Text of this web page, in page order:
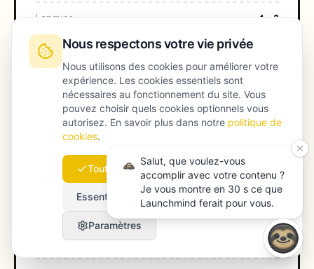
Langues 1 - 2
Optimisation GEO Rarement
Mise à l'échelle Plus de personnel
Temps de mise en place 2-4 semaines
Agence
Coût mensuel €5 000 - €15 000
Nous respectons votre vie privée
Nous utilisons des cookies pour améliorer votre
expérience. Les cookies essentiels sont
nécessaires au fonctionnement du site. Vous
pouvez choisir quels cookies optionnels vous
autorisez. En savoir plus dans notre politique de
cookies.
Tout accepter
Essentiels uniquement
Paramètres
Salut, que voulez-vous
accomplir avec votre contenu ?
Je vous montre en 30 s ce que
Launchmind ferait pour vous.